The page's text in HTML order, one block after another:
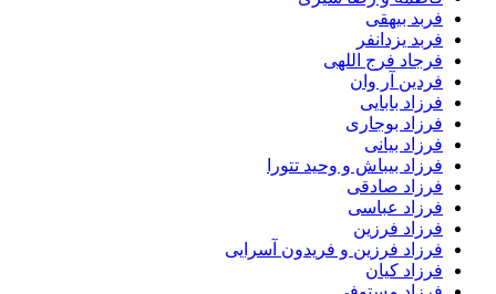
فربد بیهقی
فربد یزدانفر
فرجاد فرج اللهی
فردین آر وان
فرزاد بابایی
فرزاد بوجاری
فرزاد بیانی
فرزاد بیباش و وحید تتورا
فرزاد صادقی
فرزاد عباسی
فرزاد فرزین
فرزاد فرزین و فریدون آسرایی
فرزاد کیان